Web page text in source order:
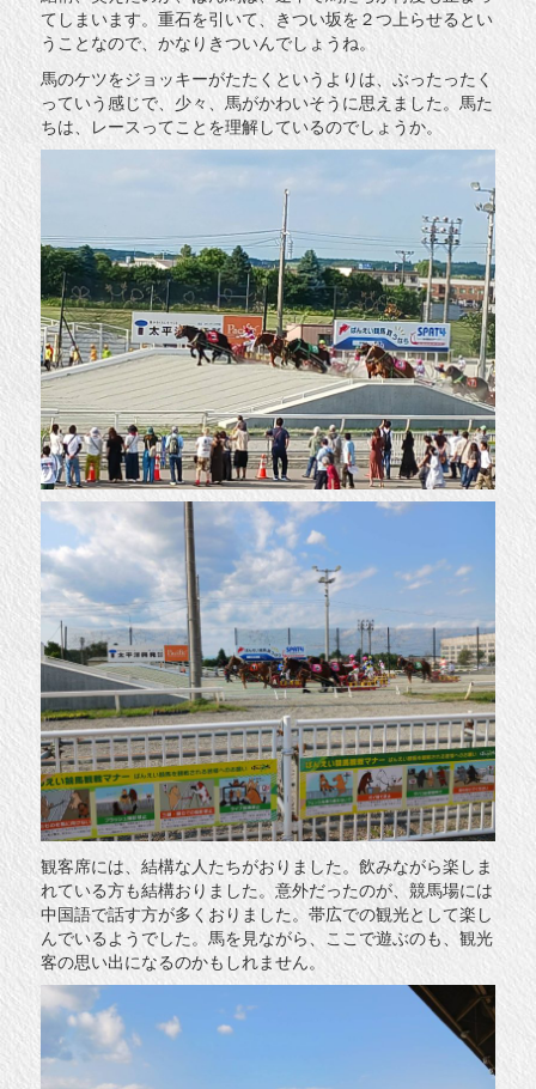
てしまいます。重石を引いて、きつい坂を２つ上らせるとい
うことなので、かなりきついんでしょうね。
馬のケツをジョッキーがたたくというよりは、ぶったったく
っていう感じで、少々、馬がかわいそうに思えました。馬た
ちは、レースってことを理解しているのでしょうか。
観客席には、結構な人たちがおりました。飲みながら楽しま
れている方も結構おりました。意外だったのが、競馬場には
中国語で話す方が多くおりました。帯広での観光として楽し
んでいるようでした。馬を見ながら、ここで遊ぶのも、観光
客の思い出になるのかもしれません。